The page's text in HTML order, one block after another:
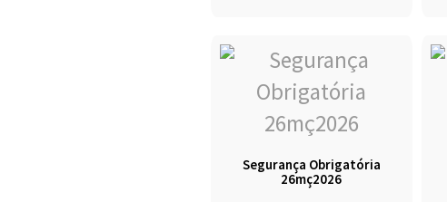
Segurança Obrigatória
26mç2026